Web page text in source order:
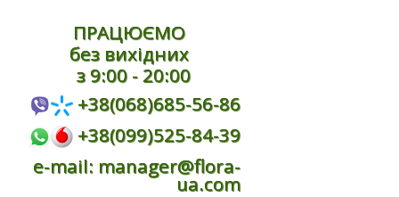
ПРАЦЮЄМО
без вихідних
з 9:00 - 20:00
+38(068)685-56-86
+38(099)525-84-39
e-mail: manager@flora-
ua.com